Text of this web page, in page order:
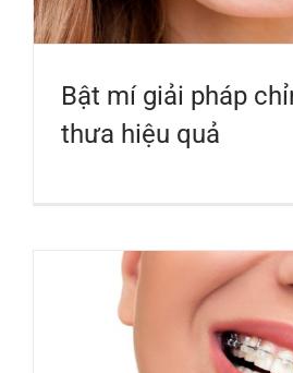
Bật mí giải pháp
thưa hiệu quả